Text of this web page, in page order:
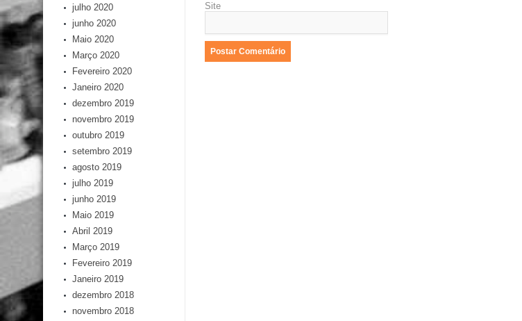
Site
julho 2020
junho 2020
Maio 2020
Março 2020
Fevereiro 2020
Janeiro 2020
dezembro 2019
novembro 2019
outubro 2019
setembro 2019
agosto 2019
julho 2019
junho 2019
Maio 2019
Abril 2019
Março 2019
Fevereiro 2019
Janeiro 2019
dezembro 2018
novembro 2018